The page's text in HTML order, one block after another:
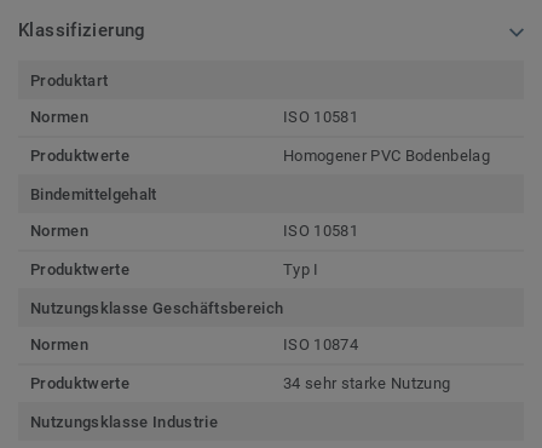
Klassifizierung
Produktart
Normen
ISO 10581
Produktwerte Homogener PVC Bodenbelag
Bindemittelgehalt
Normen
ISO 10581
Produktwerte Typ I
Nutzungsklasse Geschäftsbereich
Normen
ISO 10874
Produktwerte 34 sehr starke Nutzung
Nutzungsklasse Industrie